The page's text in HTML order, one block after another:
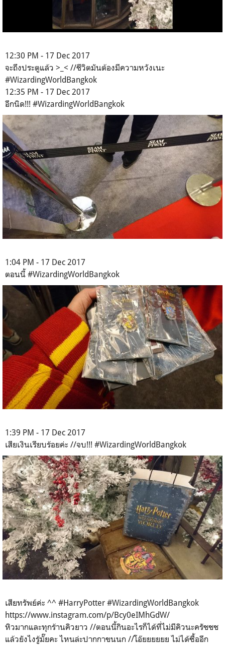
12:30 PM - 17 Dec 2017
จะถึงประตูแล้ว >_< //ชีวิตมันต้องมีความหวังเนะ
#WizardingWorldBangkok
12:35 PM - 17 Dec 2017
อีกนิด!!! #WizardingWorldBangkok
1:04 PM - 17 Dec 2017
ตอนนี้ #WizardingWorldBangkok
1:39 PM - 17 Dec 2017
เสียเงินเรียบร้อยค่ะ //จบ!!! #WizardingWorldBangkok
เสียทรัพย์ค่ะ ^^ #HarryPotter #WizardingWorldBangkok
https://www.instagram.com/p/Bcy0eIMhGdW/
หิวมากและทุกร้านคิวยาว //ตอนนี้กินอะไรก็ได้ที่ไม่มีคิวนะครัชชช
แล้วยังไงรู้มั๊ยคะ ไหนล่ะปากกาขนนก //โอ๊ยยยยยย ไม่ได้ซื้ออีก